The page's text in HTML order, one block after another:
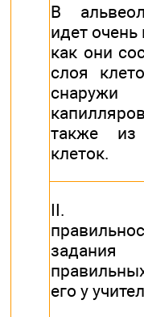
В
идет очень
как они
слоя
снаружи
также из
клеток.
II.
его у